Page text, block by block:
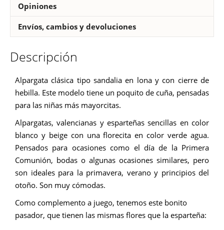
Opiniones
Envíos, cambios y devoluciones
Descripción
Alpargata clásica tipo sandalia en lona y con cierre de
hebilla. Este modelo tiene un poquito de cuña, pensadas
para las niñas más mayorcitas.
Alpargatas, valencianas y esparteñas sencillas en color
blanco y beige con una florecita en color verde agua.
Pensados para ocasiones como el día de la Primera
Comunión, bodas o algunas ocasiones similares, pero
son ideales para la primavera, verano y principios del
otoño. Son muy cómodas.
Como complemento a juego, tenemos este bonito
pasador, que tienen las mismas flores que la esparteña: